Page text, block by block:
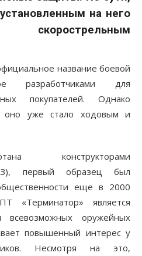
на него
скорострельным
название боевой
разработчиками для
покупателей. Однако
оно уже стало ходовым и
конструкторами
первый образец был
еще в 2000
является
всевозможных оружейных
повышенный интерес у
Несмотря на это,